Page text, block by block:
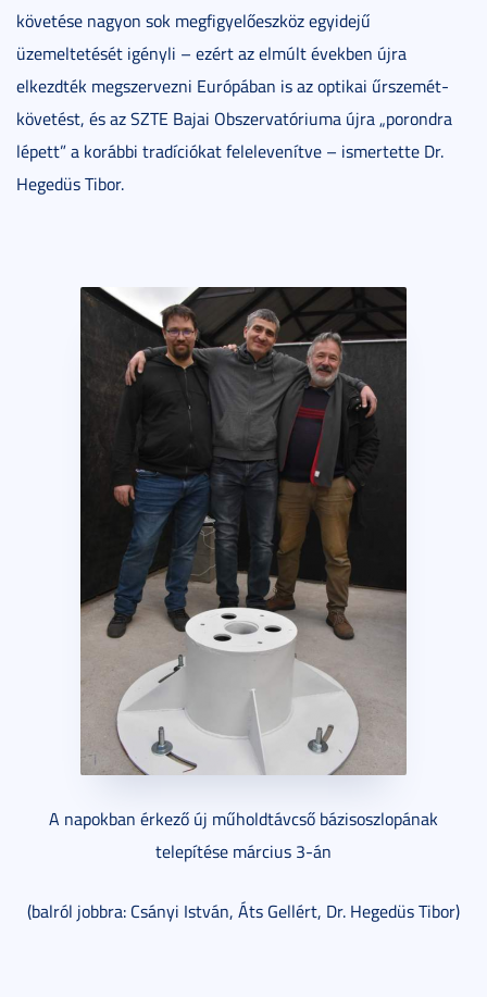
követése nagyon sok megfigyelőeszköz egyidejű
üzemeltetését igényli – ezért az elmúlt években újra
elkezdték megszervezni Európában is az optikai űrszemét-
követést, és az SZTE Bajai Obszervatóriuma újra „porondra
lépett” a korábbi tradíciókat felelevenítve – ismertette Dr.
Hegedüs Tibor.
A napokban érkező új műholdtávcső bázisoszlopának
telepítése március 3-án
(balról jobbra: Csányi István, Áts Gellért, Dr. Hegedüs Tibor)